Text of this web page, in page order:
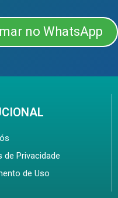
no WhatsApp
de Privacidade
de Uso